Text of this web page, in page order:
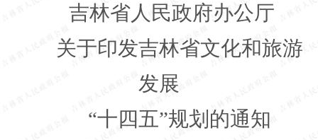
吉林省人民政府办公厅
关于印发吉林省文化和旅游
发展
“十四五”规划的通知